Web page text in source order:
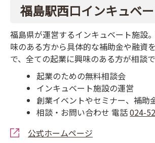
福島駅西口インキュベ
福島県が運営するインキュベート施設
味のある方から具体的な補助金や融資
で、全ての起業に興味のある方が相談で
起業のための無料相談会
インキュベート施設の運営
創業イベントやセミナー、補助
相談・お問い合わせ 電話024-
公式ホームページ